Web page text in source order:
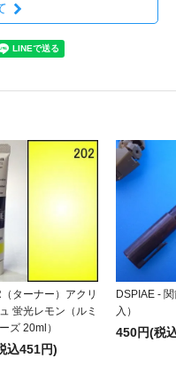
ターナー）アクリ
蛍光レモン（ルミ
ズ 20ml）
込451円)
DSPIAE -
入）
450円(税